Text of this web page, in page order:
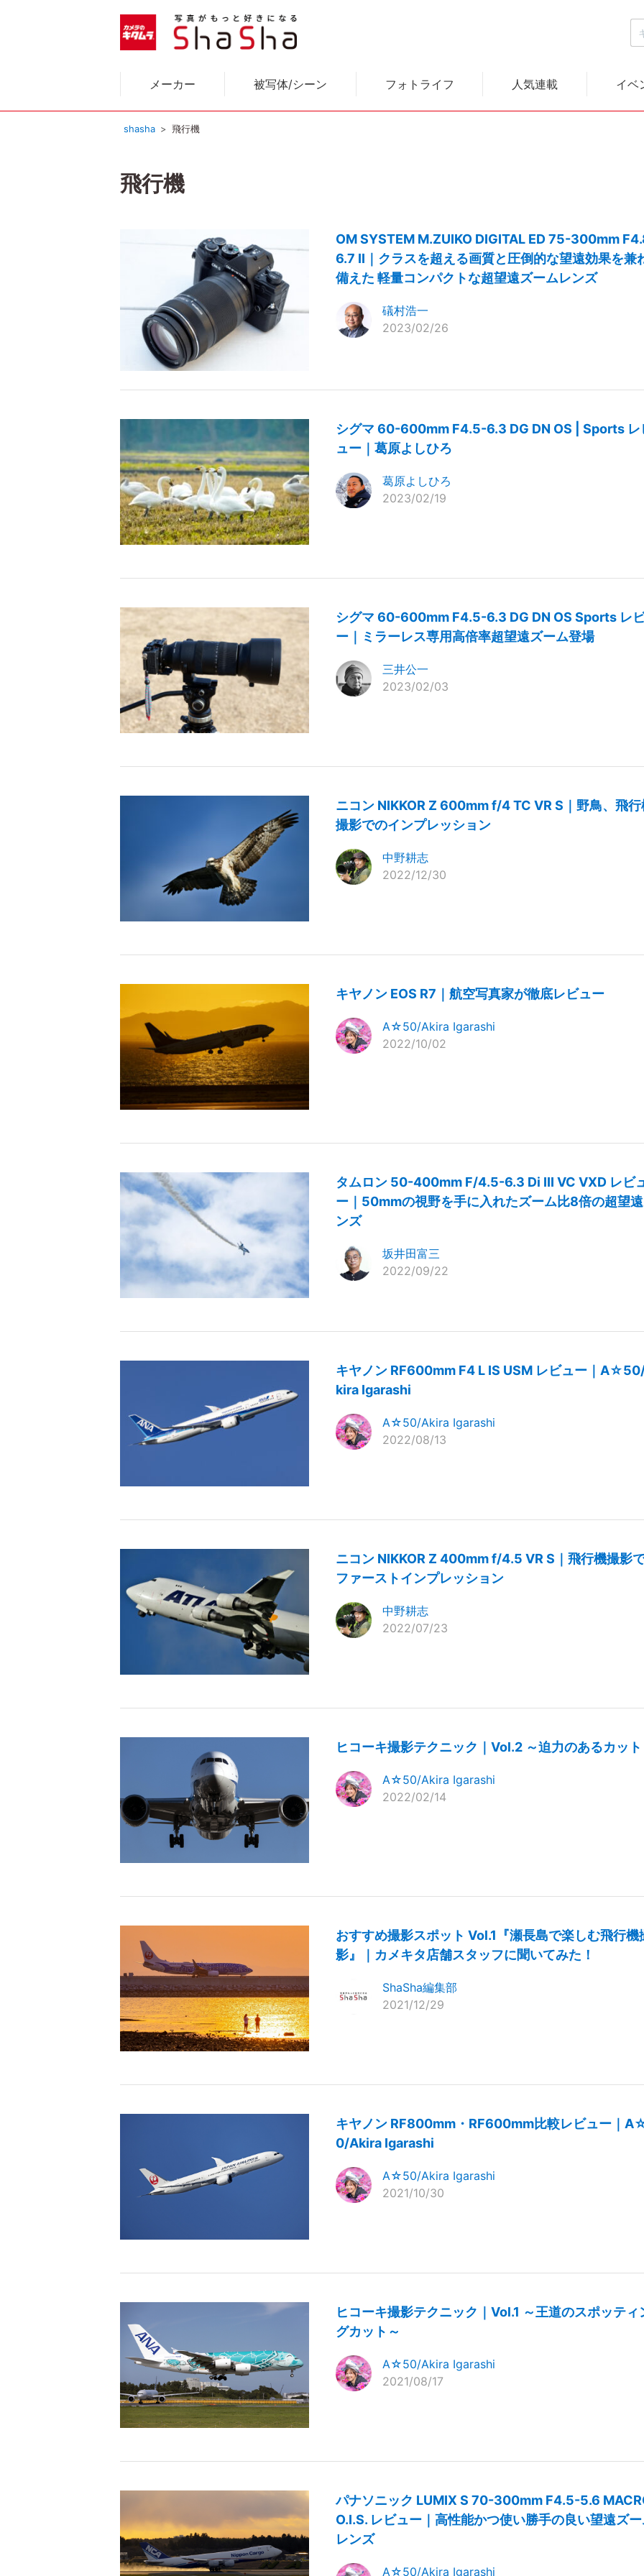
メーカー 被写体/シーン フォトライフ 人気連載 イベ
shasha 飛行機
飛行機
OM SYSTEM M.ZUIKO DIGITAL ED 75-300mm
6.7 II｜クラスを超える画質と圧倒的な望遠効果を兼
備えた 軽量コンパクトな超望遠ズームレンズ
礒村浩一
2023/02/26
シグマ 60-600mm F4.5-6.3 DG DN OS | Sports レ
ュー｜葛原よしひろ
葛原よしひろ
2023/02/19
シグマ 60-600mm F4.5-6.3 DG DN OS Sports レ
ー｜ミラーレス専用高倍率超望遠ズーム登場
三井公一
2023/02/03
ニコン NIKKOR Z 600mm f/4 TC VR S｜野鳥、飛行
撮影でのインプレッション
中野耕志
2022/12/30
キヤノン EOS R7｜航空写真家が徹底レビュー
A☆50/Akira Igarashi
2022/10/02
タムロン 50-400mm F/4.5-6.3 Di III VC VXD レビ
ー｜50mmの視野を手に入れたズーム比8倍の超望
ンズ
坂井田富三
2022/09/22
キヤノン RF600mm F4 L IS USM レビュー｜
kira Igarashi
A☆50/Akira Igarashi
2022/08/13
ニコン NIKKOR Z 400mm f/4.5 VR S｜飛行機撮影
ファーストインプレッション
中野耕志
2022/07/23
ヒコーキ撮影テクニック｜Vol.2 ～迫力のあるカッ
A☆50/Akira Igarashi
2022/02/14
おすすめ撮影スポット Vol.1『瀬長島で楽しむ飛行機
影』｜カメキタ店舗スタッフに聞いてみた！
ShaSha編集部
2021/12/29
キヤノン RF800mm・RF600mm比較レビュー｜
0/Akira Igarashi
A☆50/Akira Igarashi
2021/10/30
ヒコーキ撮影テクニック｜Vol.1 ～王道のスポッティ
グカット～
A☆50/Akira Igarashi
2021/08/17
パナソニック LUMIX S 70-300mm F4.5-5.6
O.I.S. レビュー｜高性能かつ使い勝手の良い望遠ズ
レンズ
A☆50/Akira Igarashi